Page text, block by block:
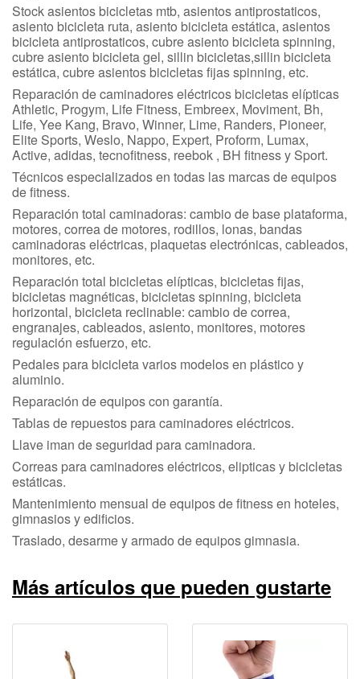
Stock asientos bicicletas mtb, asientos antiprostaticos,
asiento bicicleta ruta, asiento bicicleta estática, asientos
bicicleta antiprostaticos, cubre asiento bicicleta spinning,
cubre asiento bicicleta gel, sillin bicicletas,sillin bicicleta
estática, cubre asientos bicicletas fijas spinning, etc.
Reparación de caminadores eléctricos bicicletas elípticas
Athletic, Progym, Life Fitness, Embreex, Moviment, Bh,
Life, Yee Kang, Bravo, Winner, Lime, Randers, Pioneer,
Elite Sports, Weslo, Nappo, Expert, Proform, Lumax,
Active, adidas, tecnofitness, reebok , BH fitness y Sport.
Técnicos especializados en todas las marcas de equipos
de fitness.
Reparación total caminadoras: cambio de base plataforma,
motores, correa de motores, rodillos, lonas, bandas
caminadoras eléctricas, plaquetas electrónicas, cableados,
monitores, etc.
Reparación total bicicletas elípticas, bicicletas fijas,
bicicletas magnéticas, bicicletas spinning, bicicleta
horizontal, bicicleta reclinable: cambio de correa,
engranajes, cableados, asiento, monitores, motores
regulación esfuerzo, etc.
Pedales para bicicleta varios modelos en plástico y
aluminio.
Reparación de equipos con garantía.
Tablas de repuestos para caminadores eléctricos.
Llave iman de seguridad para caminadora.
Correas para caminadores eléctricos, elipticas y bicicletas
estáticas.
Mantenimiento mensual de equipos de fitness en hoteles,
gimnasios y edificios.
Traslado, desarme y armado de equipos gimnasia.
Más artículos que pueden gustarte